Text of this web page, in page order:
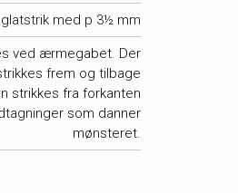
med p 3½ mm
ved ærmegabet. Der
frem og tilbage
strikkes fra forkanten
som danner
mønsteret.